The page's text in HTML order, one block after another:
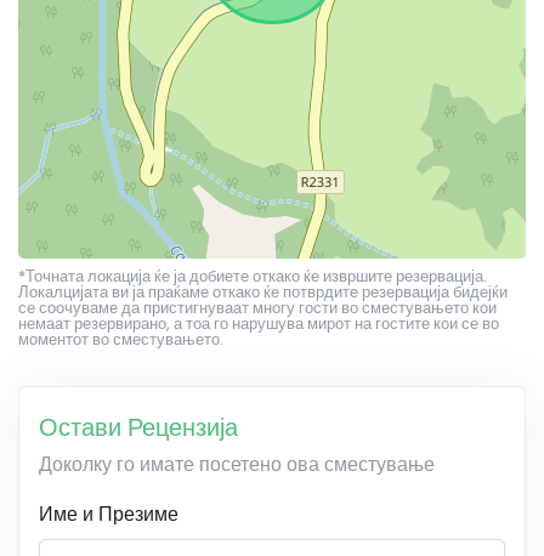
*Точната локација ќе ја добиете откако ќе извршите резервација.
Локалцијата ви ја праќаме откако ќе потврдите резервација бидејќи
се соочуваме да пристигнуваат многу гости во сместувањето кои
немаат резервирано, а тоа го нарушува мирот на гостите кои се во
моментот во сместувањето.
Остави Рецензија
Доколку го имате посетено ова сместување
Име и Презиме